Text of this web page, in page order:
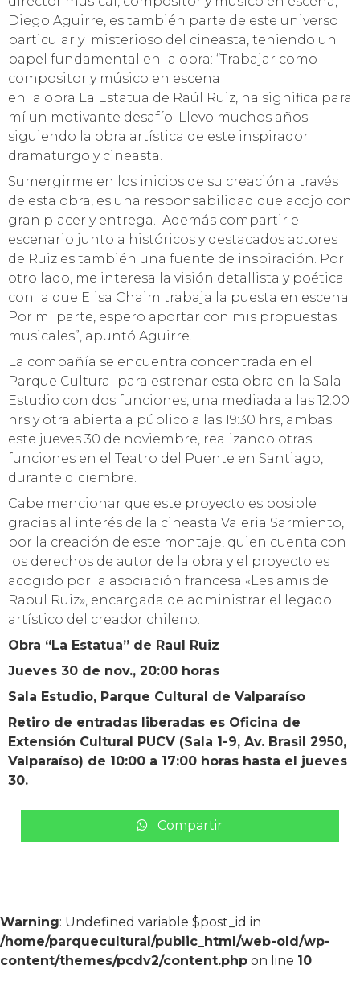
Diego Aguirre, es también parte de este universo
particular y misterioso del cineasta, teniendo un
papel fundamental en la obra: “Trabajar como
compositor y músico en escena
en la obra La Estatua de Raúl Ruiz, ha significa para
mí un motivante desafío. Llevo muchos años
siguiendo la obra artística de este inspirador
dramaturgo y cineasta.
Sumergirme en los inicios de su creación a través
de esta obra, es una responsabilidad que acojo con
gran placer y entrega. Además compartir el
escenario junto a históricos y destacados actores
de Ruiz es también una fuente de inspiración. Por
otro lado, me interesa la visión detallista y poética
con la que Elisa Chaim trabaja la puesta en escena.
Por mi parte, espero aportar con mis propuestas
musicales”, apuntó Aguirre.
La compañía se encuentra concentrada en el
Parque Cultural para estrenar esta obra en la Sala
Estudio con dos funciones, una mediada a las 12:00
hrs y otra abierta a público a las 19:30 hrs, ambas
este jueves 30 de noviembre, realizando otras
funciones en el Teatro del Puente en Santiago,
durante diciembre.
Cabe mencionar que este proyecto es posible
gracias al interés de la cineasta Valeria Sarmiento,
por la creación de este montaje, quien cuenta con
los derechos de autor de la obra y el proyecto es
acogido por la asociación francesa «Les amis de
Raoul Ruiz», encargada de administrar el legado
artístico del creador chileno.
Obra “La Estatua” de Raul Ruiz
Jueves 30 de nov., 20:00 horas
Sala Estudio, Parque Cultural de Valparaíso
Retiro de entradas liberadas es Oficina de
Extensión Cultural PUCV (Sala 1-9, Av. Brasil 2950,
Valparaíso) de 10:00 a 17:00 horas hasta el jueves
30.
Compartir
Warning: Undefined variable $post_id in
/home/parquecultural/public_html/web-old/wp-
content/themes/pcdv2/content.php on line 10